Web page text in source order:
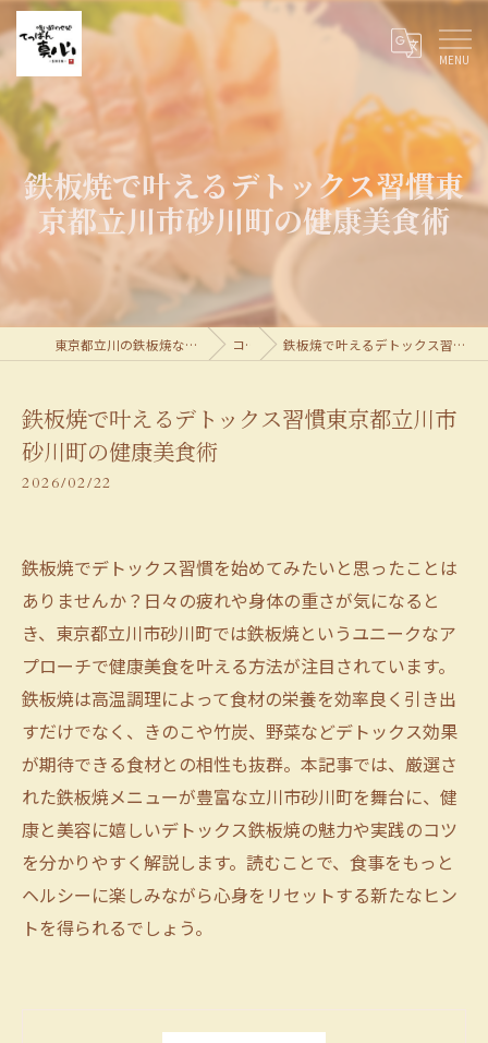
鉄板焼で叶えるデトックス習慣東
京都立川市砂川町の健康美食術
東京都立川の鉄板焼なら喰い酔わせ処てっぱん真心 コラム 鉄板焼で叶えるデトックス習慣東京都立川市砂川町の健康美食術
鉄板焼で叶えるデトックス習慣東京都立川市
砂川町の健康美食術
2026/02/22
鉄板焼でデトックス習慣を始めてみたいと思ったことは
ありませんか？日々の疲れや身体の重さが気になると
き、東京都立川市砂川町では鉄板焼というユニークなア
プローチで健康美食を叶える方法が注目されています。
鉄板焼は高温調理によって食材の栄養を効率良く引き出
すだけでなく、きのこや竹炭、野菜などデトックス効果
が期待できる食材との相性も抜群。本記事では、厳選さ
れた鉄板焼メニューが豊富な立川市砂川町を舞台に、健
康と美容に嬉しいデトックス鉄板焼の魅力や実践のコツ
を分かりやすく解説します。読むことで、食事をもっと
ヘルシーに楽しみながら心身をリセットする新たなヒン
トを得られるでしょう。